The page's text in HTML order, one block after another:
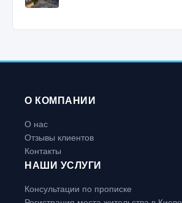
О КОМПАНИИ
О нас
Отзывы клиентов
Контакты
НАШИ УСЛУГИ
Консультации по прописке